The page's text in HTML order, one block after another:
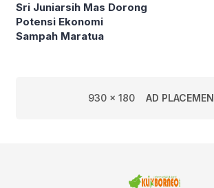
Sri Juniarsih Mas Dorong
Potensi Ekonomi
Sampah Maratua
930 x 180 AD